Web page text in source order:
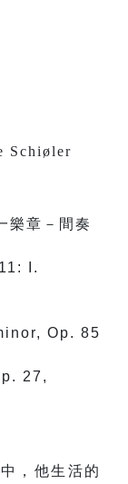
Schiøler
樂章－間奏
I.
Op. 85
27,
，他生活的